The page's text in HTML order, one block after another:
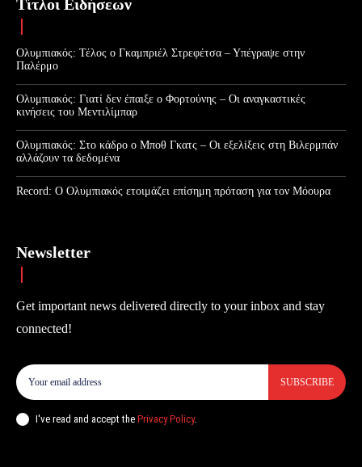
Τίτλοι Ειδήσεων
Ολυμπιακός: Τέλος ο Γκαμπριέλ Στρεφέτσα – Υπέγραψε στην
Παλέρμο
Ολυμπιακός: Γιατί δεν έπαιξε ο Φορτούνης – Οι αναγκαστικές
κινήσεις του Μεντιλίμπαρ
Ολυμπιακός: Στο κάδρο ο Μποθ Γκατς – Οι εξελίξεις στη Βιλερμπάν
αλλάζουν τα δεδομένα
Record: Ο Ολυμπιακός ετοιμάζει επίσημη πρόταση για τον Μόουρα
Newsletter
Get important news delivered directly to your inbox and stay
connected!
SUBSCRIBE
I've read and accept the Privacy Policy.